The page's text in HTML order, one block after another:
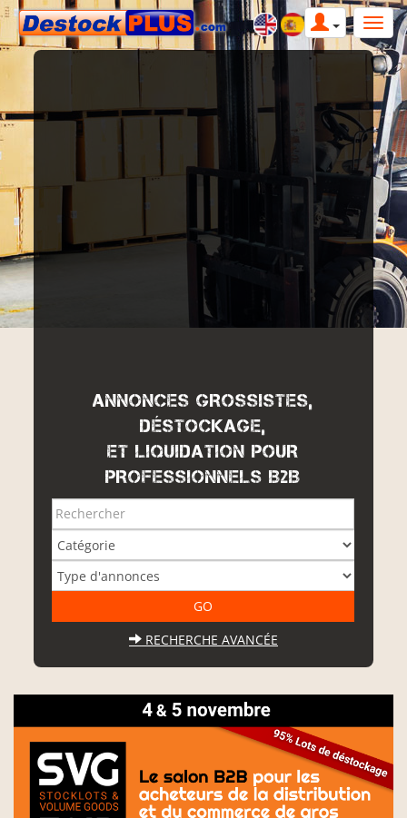
ANNONCES GROSSISTES,
DÉSTOCKAGE,
ET LIQUIDATION POUR
PROFESSIONNELS B2B
RECHERCHE AVANCÉE